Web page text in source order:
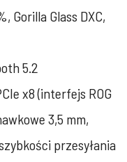
Gorilla Glass DXC,
5.2
x8 (interfejs ROG
3,5 mm,
przesyłania